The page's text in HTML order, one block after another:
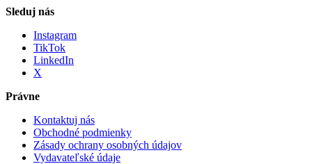
Sleduj nás
Instagram
TikTok
LinkedIn
X
Právne
Kontaktuj nás
Obchodné podmienky
Zásady ochrany osobných údajov
Vydavateľské údaje